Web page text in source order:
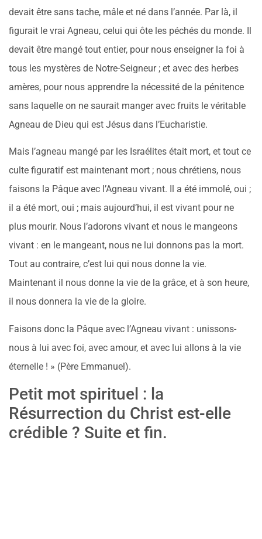
devait être sans tache, mâle et né dans l’année. Par là, il
figurait le vrai Agneau, celui qui ôte les péchés du monde. Il
devait être mangé tout entier, pour nous enseigner la foi à
tous les mystères de Notre-Seigneur ; et avec des herbes
amères, pour nous apprendre la nécessité de la pénitence
sans laquelle on ne saurait manger avec fruits le véritable
Agneau de Dieu qui est Jésus dans l’Eucharistie.
Mais l’agneau mangé par les Israélites était mort, et tout ce
culte figuratif est maintenant mort ; nous chrétiens, nous
faisons la Pâque avec l’Agneau vivant. Il a été immolé, oui ;
il a été mort, oui ; mais aujourd’hui, il est vivant pour ne
plus mourir. Nous l’adorons vivant et nous le mangeons
vivant : en le mangeant, nous ne lui donnons pas la mort.
Tout au contraire, c’est lui qui nous donne la vie.
Maintenant il nous donne la vie de la grâce, et à son heure,
il nous donnera la vie de la gloire.
Faisons donc la Pâque avec l’Agneau vivant : unissons-
nous à lui avec foi, avec amour, et avec lui allons à la vie
éternelle ! » (Père Emmanuel).
Petit mot spirituel : la
Résurrection du Christ est-elle
crédible ? Suite et fin.